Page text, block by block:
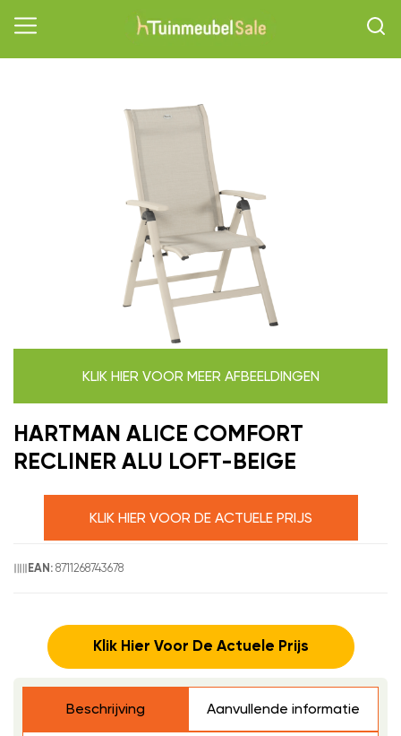
KLIK HIER VOOR MEER AFBEELDINGEN
HARTMAN ALICE COMFORT
RECLINER ALU LOFT-BEIGE
KLIK HIER VOOR DE ACTUELE PRIJS
EAN: 8711268743678
Klik Hier Voor De Actuele Prijs
Beschrijving Aanvullende informatie